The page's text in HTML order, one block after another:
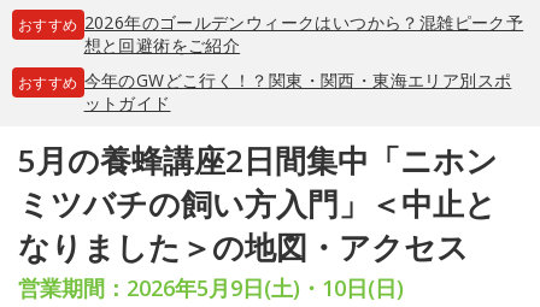
おすすめ 2026年のゴールデンウィークはいつから？混雑ピーク予
想と回避術をご紹介
おすすめ 今年のGWどこ行く！？関東・関西・東海エリア別スポ
ットガイド
5月の養蜂講座2日間集中「ニホン
ミツバチの飼い方入門」＜中止と
なりました＞の地図・アクセス
営業期間：2026年5月9日(土)・10日(日)